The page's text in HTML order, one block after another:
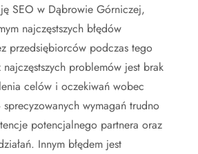
SEO w Dąbrowie Górniczej,
najczęstszych błędów
przedsiębiorców podczas tego
najczęstszych problemów jest brak
celów i oczekiwań wobec
wymagań trudno
potencjalnego partnera oraz
Innym błędem jest